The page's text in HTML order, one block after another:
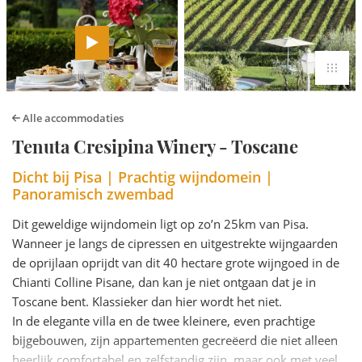
Alle accommodaties
Tenuta Cresipina Winery - Toscane
Dicht bij Pisa | Prachtig wijndomein |
Panoramisch zwembad
Dit geweldige wijndomein ligt op zo’n 25km van Pisa.
Wanneer je langs de cipressen en uitgestrekte wijngaarden
de oprijlaan oprijdt van dit 40 hectare grote wijngoed in de
Chianti Colline Pisane, dan kan je niet ontgaan dat je in
Toscane bent. Klassieker dan hier wordt het niet.
In de elegante villa en de twee kleinere, even prachtige
bijgebouwen, zijn appartementen gecreëerd die niet alleen